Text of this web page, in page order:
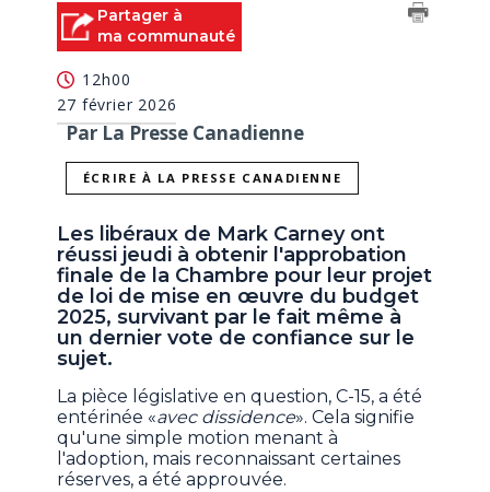
Partager à
ma communauté
12h00
27 février 2026
Par La Presse Canadienne
ÉCRIRE À LA PRESSE CANADIENNE
Les libéraux de Mark Carney ont
réussi jeudi à obtenir l'approbation
finale de la Chambre pour leur projet
de loi de mise en œuvre du budget
2025, survivant par le fait même à
un dernier vote de confiance sur le
sujet.
La pièce législative en question, C-15, a été
entérinée «avec dissidence». Cela signifie
qu'une simple motion menant à
l'adoption, mais reconnaissant certaines
réserves, a été approuvée.